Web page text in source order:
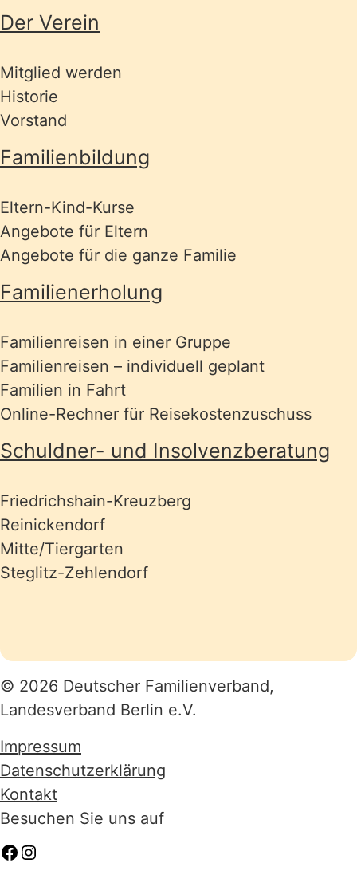
Seitenübersicht
Der Verein
Mitglied werden
Historie
Vorstand
Familienbildung
Eltern-Kind-Kurse
Angebote für Eltern
Angebote für die ganze Familie
Familienerholung
Familienreisen in einer Gruppe
Familienreisen – individuell geplant
Familien in Fahrt
Online-Rechner für Reisekostenzuschuss
Schuldner- und Insolvenzberatung
Friedrichshain-Kreuzberg
Reinickendorf
Mitte/Tiergarten
Steglitz-Zehlendorf
© 2026 Deutscher Familienverband,
Landesverband Berlin e.V.
Impressum
Datenschutzerklärung
Kontakt
Besuchen Sie uns auf
Facebook
Instagram